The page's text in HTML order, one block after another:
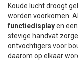
Koude lucht droogt
worden voorkomen.
functiedisplayen een
stevige handvat
ontvochtigers voor
daarom op elkaar